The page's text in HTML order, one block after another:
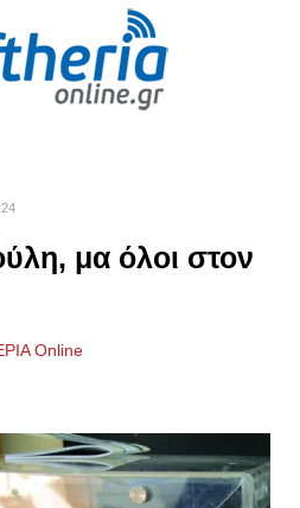
μα όλοι στον
Online